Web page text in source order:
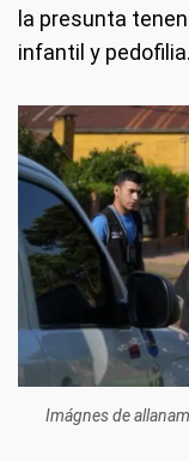
la presunta
infantil y pedofilia.
Imágnes de